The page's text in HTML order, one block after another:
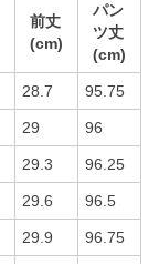
前丈
(cm)
パン
ツ丈
(cm)
28.7 95.75
29 96
29.3 96.25
29.6 96.5
29.9 96.75